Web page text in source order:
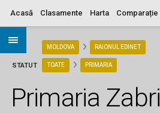
Acasă Clasamente Harta Comparație
STATUT
MOLDOVA RAIONUL EDINET
TOATE PRIMARIA
Primaria